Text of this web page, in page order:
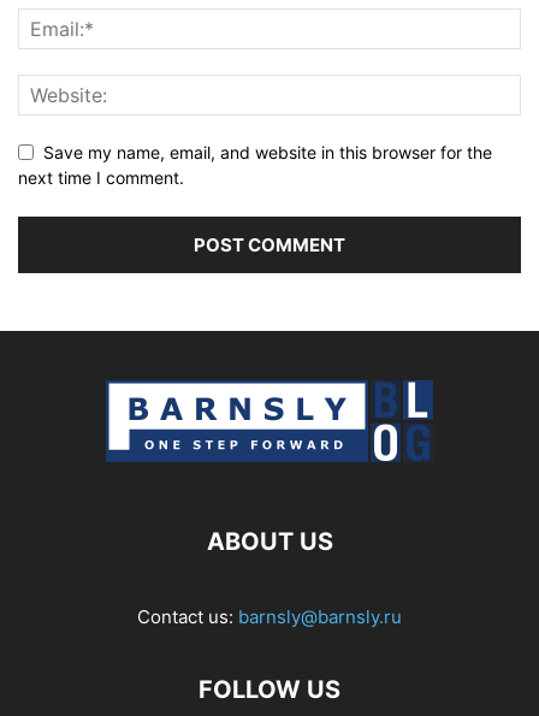
Save my name, email, and website in this browser for the
next time I comment.
ABOUT US
Contact us: barnsly@barnsly.ru
FOLLOW US